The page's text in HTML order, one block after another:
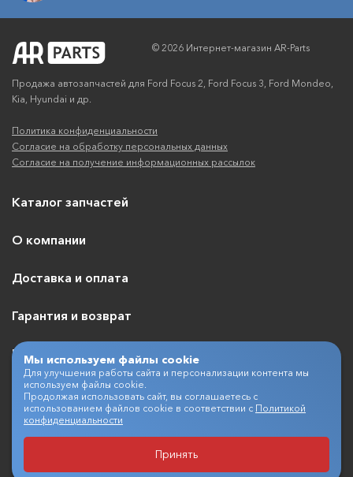
© 2026 Интернет-магазин AR-Parts
Продажа автозапчастей для Ford Focus 2, Ford Focus 3, Ford Mondeo,
Kia, Hyundai и др.
Политика конфиденциальности
Согласие на обработку персональных данных
Согласие на получение информационных рассылок
Каталог запчастей
О компании
Доставка и оплата
Гарантия и возврат
Контакты
+7 (495) 409-07-03
Разработка и продвижение
Мы используем файлы cookie
Для улучшения работы сайта и персонализации контента мы
используем файлы cookie.
Продолжая использовать сайт, вы соглашаетесь с
использованием файлов cookie в соответствии с Политикой
конфиденциальности
Принять